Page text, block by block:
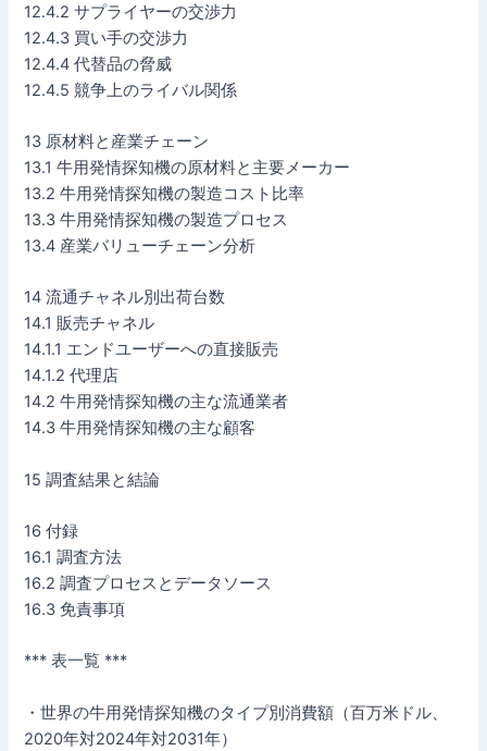
12.4.2 サプライヤーの交渉力
12.4.3 買い手の交渉力
12.4.4 代替品の脅威
12.4.5 競争上のライバル関係
13 原材料と産業チェーン
13.1 牛用発情探知機の原材料と主要メーカー
13.2 牛用発情探知機の製造コスト比率
13.3 牛用発情探知機の製造プロセス
13.4 産業バリューチェーン分析
14 流通チャネル別出荷台数
14.1 販売チャネル
14.1.1 エンドユーザーへの直接販売
14.1.2 代理店
14.2 牛用発情探知機の主な流通業者
14.3 牛用発情探知機の主な顧客
15 調査結果と結論
16 付録
16.1 調査方法
16.2 調査プロセスとデータソース
16.3 免責事項
*** 表一覧 ***
・世界の牛用発情探知機のタイプ別消費額（百万米ドル、
2020年対2024年対2031年）